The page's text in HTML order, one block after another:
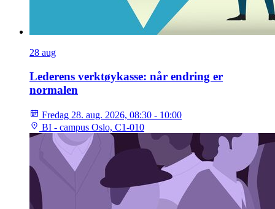
28 aug
Lederens verktøykasse: når endring er
normalen
Fredag 28. aug. 2026, 08:30 - 10:00
BI - campus Oslo, C1-010